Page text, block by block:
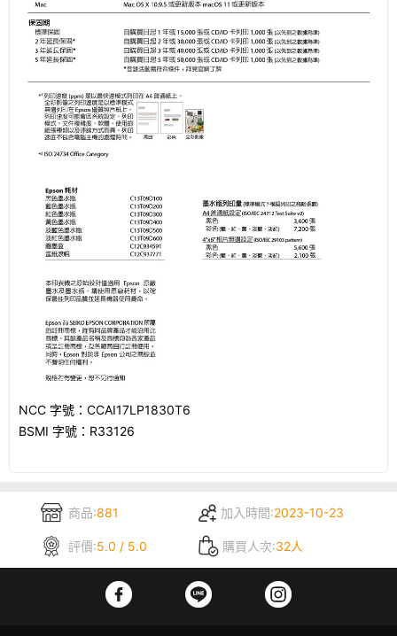
NCC 字號：CCAI17LP1830T6
BSMI 字號：R33126
商品:881 加入時間:2023-10-23
評價:5.0 / 5.0 購買人次:32人